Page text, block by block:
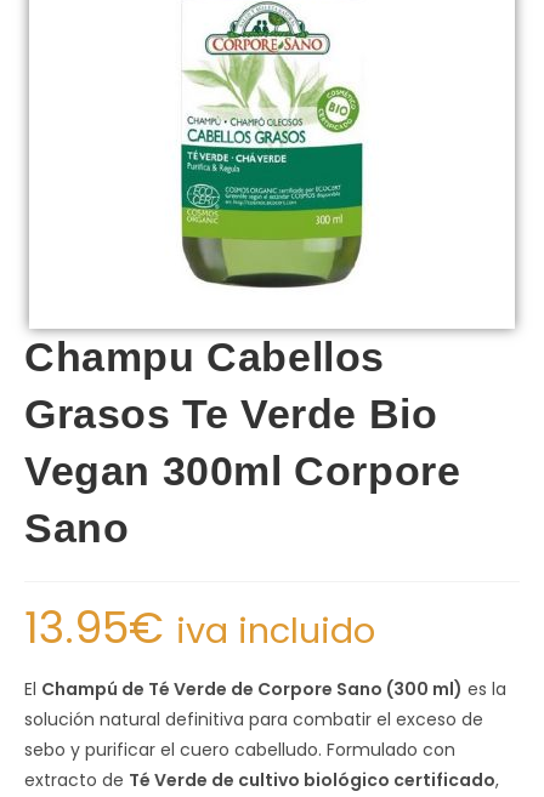
Champu Cabellos
Grasos Te Verde Bio
Vegan 300ml Corpore
Sano
13.95€ iva incluido
El Champú de Té Verde de Corpore Sano (300 ml) es la
solución natural definitiva para combatir el exceso de
sebo y purificar el cuero cabelludo. Formulado con
extracto de Té Verde de cultivo biológico certificado,